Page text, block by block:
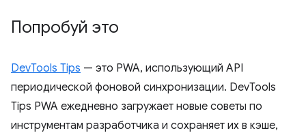
Попробуй это
DevTools Tips — это PWA, использующий API
периодической фоновой синхронизации. DevTools
Tips PWA ежедневно загружает новые советы по
инструментам разработчика и сохраняет их в кэше,